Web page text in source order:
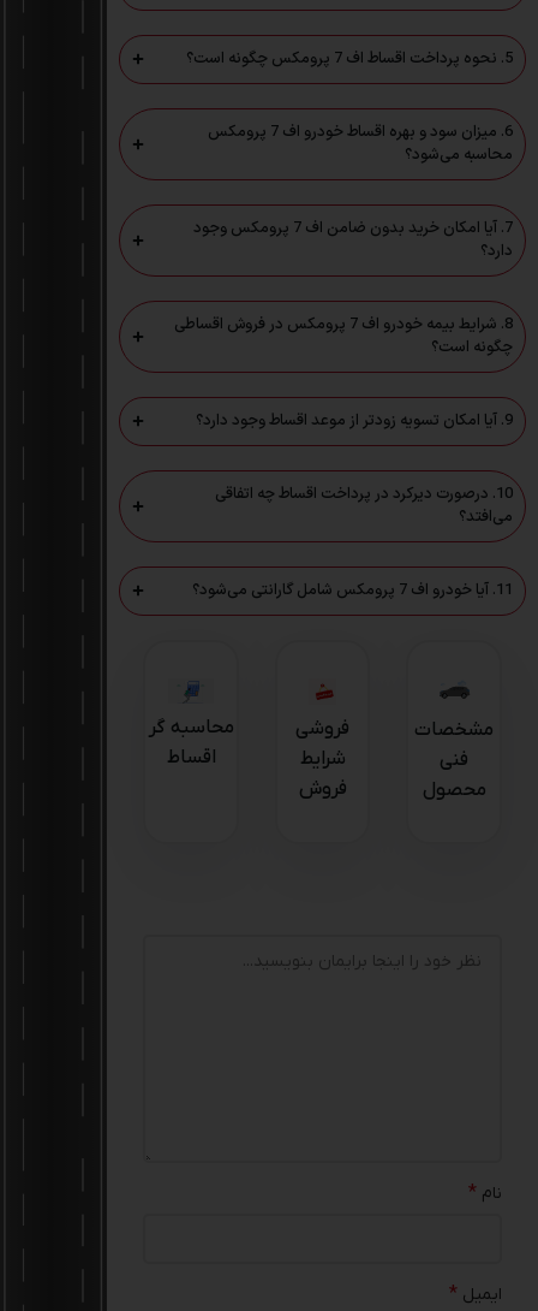
5. نحوه پرداخت اقساط اف 7 پرومکس چگونه است؟
6. میزان سود و بهره اقساط خودرو اف 7 پرومکس
محاسبه می‌شود؟
7. آیا امکان خرید بدون ضامن اف 7 پرومکس وجود
دارد؟
8. شرایط بیمه خودرو اف 7 پرومکس در فروش اقساطی
چگونه است؟
9. آیا امکان تسویه زودتر از موعد اقساط وجود دارد؟
10. درصورت دیرکرد در پرداخت اقساط چه اتفاقی
می‌افتد؟
11. آیا خودرو اف 7 پرومکس شامل گارانتی می‌شود؟
مشخصات
فنی
محصول
فروشی
شرایط
فروش
محاسبه گر
اقساط
نام *
ایمیل *